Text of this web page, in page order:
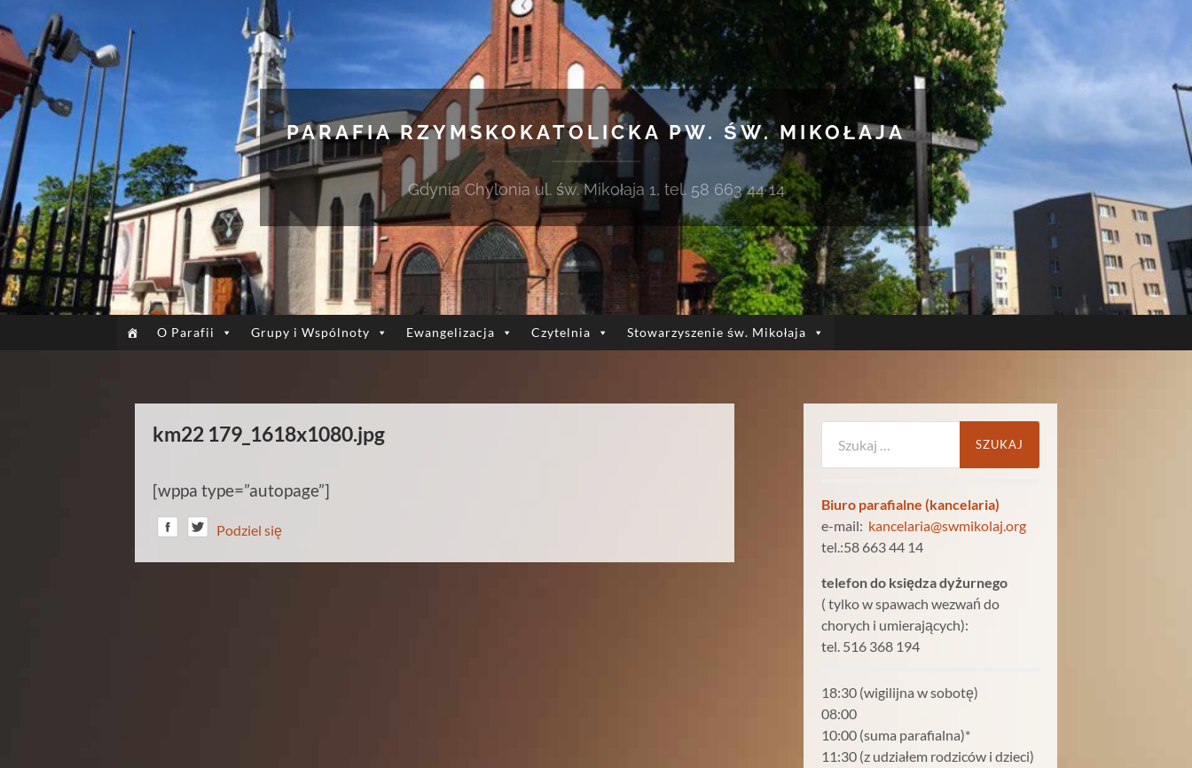
PARAFIA RZYMSKOKATOLICKA PW. ŚW. MIKOŁAJA
Gdynia Chylonia ul. św. Mikołaja 1, tel. 58 663 44 14
O Parafii Grupy i Wspólnoty Ewangelizacja Czytelnia Stowarzyszenie św. Mikołaja
km22 179_1618x1080.jpg
[wppa type=”autopage”]
Podziel się
Biuro parafialne (kancelaria)
e-mail: kancelaria@swmikolaj.org
tel.:58 663 44 14
telefon do księdza dyżurnego
( tylko w spawach wezwań do
chorych i umierających):
tel. 516 368 194
18:30 (wigilijna w sobotę)
08:00
10:00 (suma parafialna)*
11:30 (z udziałem rodziców i dzieci)